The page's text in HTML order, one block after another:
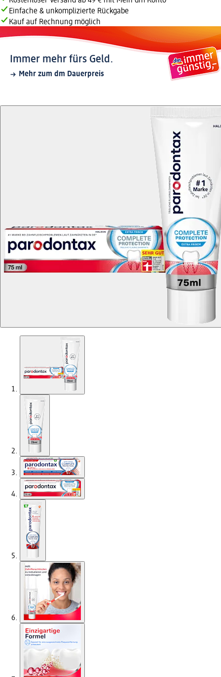
Einfache & unkomplizierte Rückgabe
Kauf auf Rechnung möglich
Immer mehr fürs Geld.
Mehr zum dm Dauerpreis